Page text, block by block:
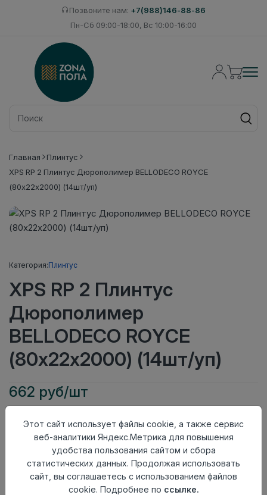
Позвоните нам: +7(988)146-88-86
Пн-Сб 09:00-18:00, Вс 10:00-16:00
Главная
Плинтус
XPS RP 2 Плинтус Дюрополимер BELLODECO ROYCE
(80х22х2000) (14шт/уп)
Категория:Плинтус
XPS RP 2 Плинтус
Дюрополимер
BELLODECO ROYCE
(80х22х2000) (14шт/уп)
662 руб/шт
АктуальностьАктуален
Материал
Дюрополимер
Осталось36 шт
Добавить в корзину
Этот сайт использует файлы cookie, а также сервис
веб-аналитики Яндекс.Метрика для повышения
удобства пользования сайтом и сбора
статистических данных. Продолжая использовать
сайт, вы соглашаетесь с использованием файлов
cookie. Подробнее по ссылке.